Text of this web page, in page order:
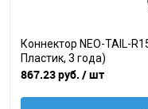
Коннектор NEO-TAIL-
Пластик, 3 года)
867.23 руб. / шт